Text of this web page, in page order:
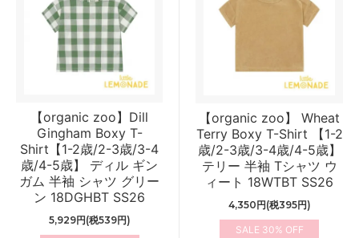
【organic zoo】Dill
Gingham Boxy T-
Shirt【1-2歳/2-3歳/3-4
歳/4-5歳】 ディル ギン
ガム 半袖 シャツ グリー
ン 18DGHBT SS26
5,929円(税539円)
【organic zoo】 Wheat
Terry Boxy T-Shirt 【1-2
歳/2-3歳/3-4歳/4-5歳】
テリー 半袖 Tシャツ ウ
ィート 18WTBT SS26
4,350円(税395円)
30%